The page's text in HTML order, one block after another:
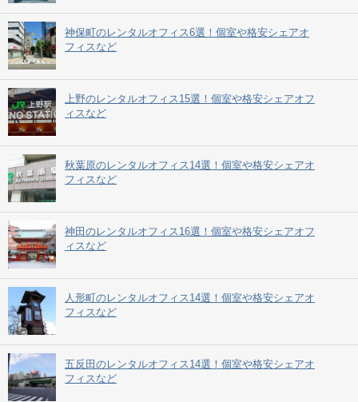
神保町のレンタルオフィス6選！個室や格安シェアオ
フィスなど
上野のレンタルオフィス15選！個室や格安シェアオフ
ィスなど
秋葉原のレンタルオフィス14選！個室や格安シェアオ
フィスなど
神田のレンタルオフィス16選！個室や格安シェアオフ
ィスなど
人形町のレンタルオフィス14選！個室や格安シェアオ
フィスなど
五反田のレンタルオフィス14選！個室や格安シェアオ
フィスなど